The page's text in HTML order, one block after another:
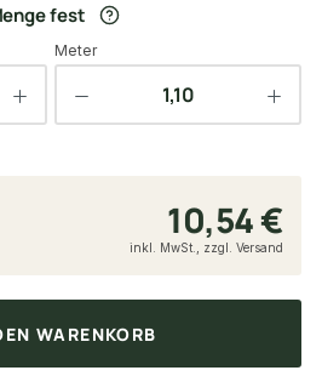
fest
Meter
10,54 €
inkl. MwSt., zzgl. Versand
WARENKORB